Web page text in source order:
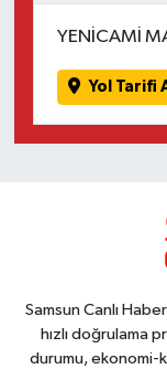
YENİCAMİ
Yol Tarifi
Samsun Canlı
hızlı doğrulama
durumu, ekonomi-